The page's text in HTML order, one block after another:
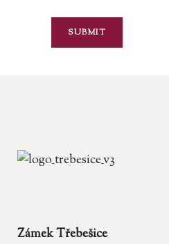
Zámek Třebešice